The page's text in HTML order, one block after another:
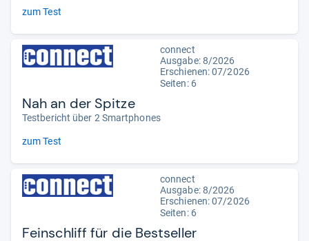
zum Test
connect
Ausgabe: 8/2026
Erschienen:07/2026
Seiten: 6
Nah an der Spitze
Testbericht über 2 Smartphones
zum Test
connect
Ausgabe: 8/2026
Erschienen:07/2026
Seiten: 6
Feinschliff für die Bestseller